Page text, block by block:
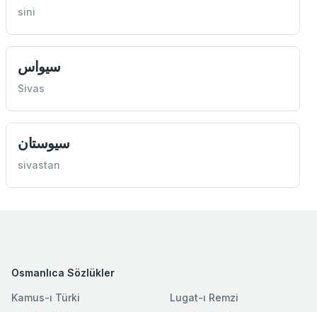
sini
سيواس
Sivas
سيوستان
sivastan
Osmanlıca Sözlükler
Kamus-ı Türki
Lugat-ı Remzi